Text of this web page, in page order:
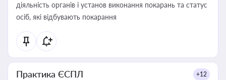
діяльність органів і установ виконання покарань та статус
осіб, які відбувають покарання
Практика ЄСПЛ +12